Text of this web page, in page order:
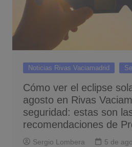
Noticias Rivas Vaciamadrid
Cómo ver el eclipse
agosto en Rivas
seguridad: estas son
recomendaciones de
Sergio Lombera 5 de